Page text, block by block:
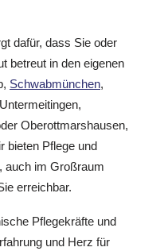
dafür, dass Sie oder
betreut in den eigenen
Schwabmünchen,
Oberottmarshausen,
bieten Pflege und
auch im Großraum
erreichbar.
Pflegekräfte und
und Herz für